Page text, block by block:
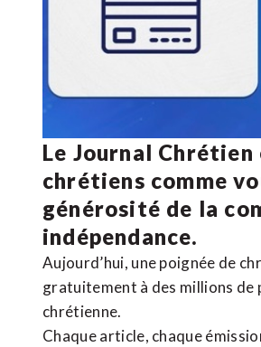
Le Journal
chrétiens comme
générosité de la
indépendance.
Aujourd’hui, une poignée de
gratuitement à des millions de
chrétienne.
Chaque article, chaque